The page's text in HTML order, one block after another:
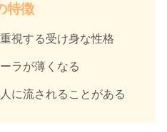
特徴
視する受け身な性格
ラが薄くなる
に流されることがある